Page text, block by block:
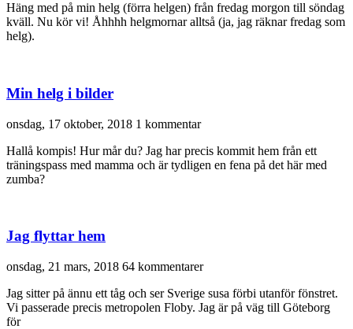
Häng med på min helg (förra helgen) från fredag morgon till söndag
kväll. Nu kör vi! Åhhhh helgmornar alltså (ja, jag räknar fredag som
helg).
Min helg i bilder
onsdag, 17 oktober, 2018 1 kommentar
Hallå kompis! Hur mår du? Jag har precis kommit hem från ett
träningspass med mamma och är tydligen en fena på det här med
zumba?
Jag flyttar hem
onsdag, 21 mars, 2018 64 kommentarer
Jag sitter på ännu ett tåg och ser Sverige susa förbi utanför fönstret.
Vi passerade precis metropolen Floby. Jag är på väg till Göteborg
för